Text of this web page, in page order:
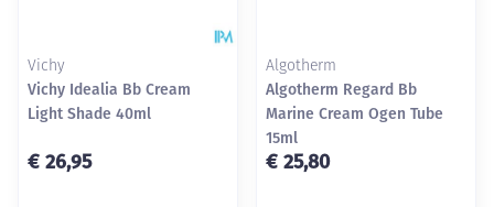
Vichy
Vichy Idealia Bb Cream
Light Shade 40ml
€ 26,95
Algotherm
Algotherm Regard Bb
Marine Cream Ogen Tube
15ml
€ 25,80